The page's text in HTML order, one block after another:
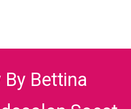
By Bettina